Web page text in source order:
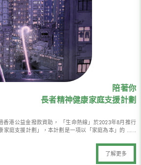
陪著你
長者精神健康家庭支援計劃
香港公益金撥款資助， 「生命熱線」於2023年8月推行
家庭支援計劃」，本計劃是一項以「家庭為本」的 ......
了解更多